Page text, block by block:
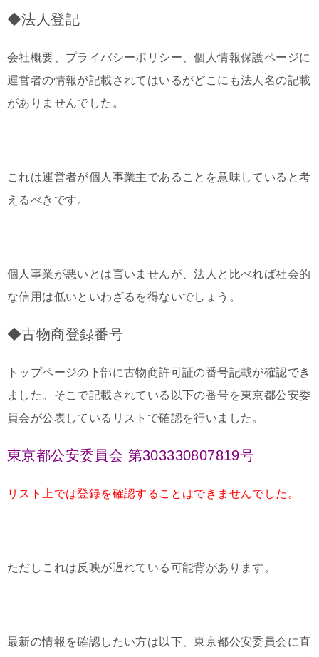
◆法人登記
会社概要、プライバシーポリシー、個人情報保護ページに
運営者の情報が記載されてはいるがどこにも法人名の記載
がありませんでした。
これは運営者が個人事業主であることを意味していると考
えるべきです。
個人事業が悪いとは言いませんが、法人と比べれば社会的
な信用は低いといわざるを得ないでしょう。
◆古物商登録番号
トップページの下部に古物商許可証の番号記載が確認でき
ました。そこで記載されている以下の番号を東京都公安委
員会が公表しているリストで確認を行いました。
東京都公安委員会 第303330807819号
リスト上では登録を確認することはできませんでした。
ただしこれは反映が遅れている可能背があります。
最新の情報を確認したい方は以下、東京都公安委員会に直